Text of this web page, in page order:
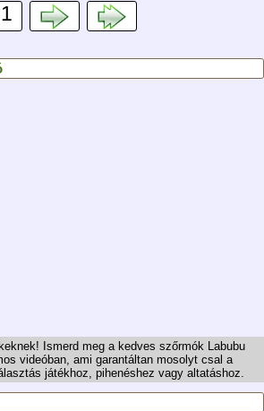
1
Ismerd meg a kedves szőrmók Labubu
videóban, ami garantáltan mosolyt csal a
játékhoz, pihenéshez vagy altatáshoz.